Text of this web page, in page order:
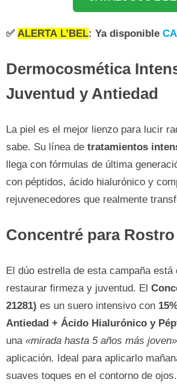
✅ ALERTA L’BEL: Ya disponible
Dermocosmética
Juventud y Antiedad
La piel es el mejor lienzo para lucir
sabe. Su línea de tratamientos
llega con fórmulas de última
con péptidos, ácido hialurónico y
rejuvenecedores que realmente
Concentré para
El dúo estrella de esta campaña está
restaurar firmeza y juventud. El
21281) es un suero intensivo con
Antiedad + Ácido Hialurónico y
una «mirada hasta 5 años más joven»
aplicación. Ideal para aplicarlo
suaves toques en el contorno de